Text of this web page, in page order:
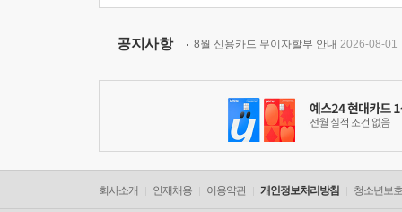
공지사항 8월 신용카드 무이자할부 안내 2026-08-01
회사소개 인재채용 이용약관 개인정보처리방침 청소년보